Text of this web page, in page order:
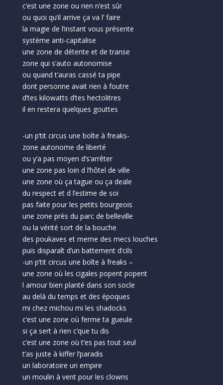
c’est une zone ou rien n’est sûr
ou quoi qu’il arrive ça va l’ faire
la magie de l’instant vous présente
système anti-capitalise
une zone de détente et de transe
zone qui s’auto autonomise
ou quand t’auras cassé ta pipe
dont personne avait rien à foutre
d’tes kilowatts d’tes hectolitres
il en restera quelques gouttes
-un p’tit circus une boîte à freaks-
zone autonome de liberté
ou y’a pas moyen d’s’arrêter
une zone pas loin d l’hôtel de ville
une zone où ça tague ou ça deale
du respect et d l’estime de soi
pas faite pour les petits bourgeois
une zone près du parc de belleville
ou la vérité sort de la bouche
des poukaves et meme des mecs louches
puis disparaît d’un battement d’cils
-un p’tit circus une boîte à freaks –
une zone où les cigales popent popent
l amour bien planté dans son socle
au delà du temps et des époques
mi chez michou mi les shadocks
c’est une zone où ferme ta gueule
si ça sert à rien c’que tu dis
c’est une zone où t’es pas tout seul
t’as juste à kiffer l’paradis
un laboratoire un empire
un moulin à vent pour les clowns